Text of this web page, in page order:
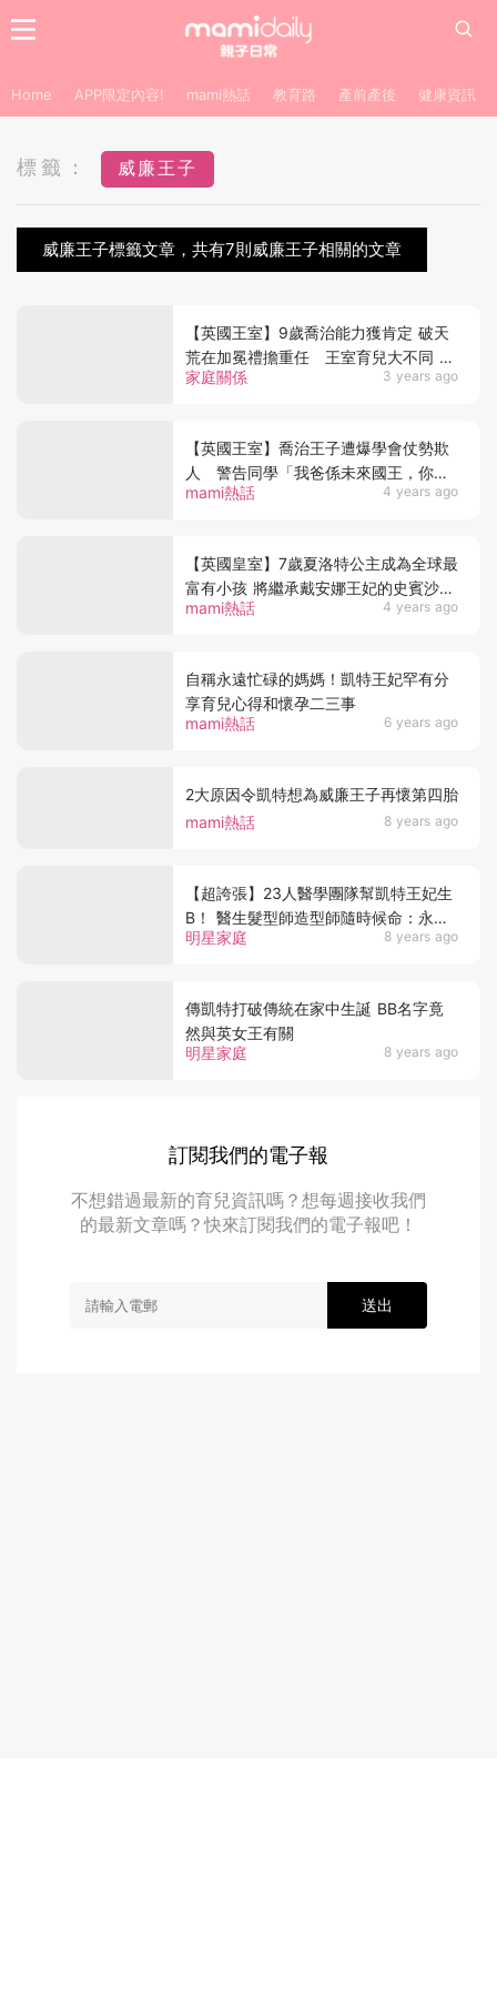
Home APP限定內容! mami熱話 教育路 產前產後 健康資訊
標籤： 威廉王子
威廉王子標籤文章，共有7則威廉王子相關的文章
家庭關係 3 years ago
【英國王室】9歲喬治能力獲肯定 破天
荒在加冕禮擔重任 王室育兒大不同 凱
特王妃功不可沒
mami熱話 4 years ago
【英國王室】喬治王子遭爆學會仗勢欺
人 警告同學「我爸係未來國王，你小
心啲」
mami熱話 4 years ago
【英國皇室】7歲夏洛特公主成為全球最
富有小孩 將繼承戴安娜王妃的史賓沙王
冠
mami熱話 6 years ago
自稱永遠忙碌的媽媽！凱特王妃罕有分
享育兒心得和懷孕二三事
mami熱話 8 years ago
2大原因令凱特想為威廉王子再懷第四胎
明星家庭 8 years ago
【超誇張】23人醫學團隊幫凱特王妃生
B！ 醫生髮型師造型師隨時候命：永遠
唔知幾時接到call！
明星家庭 8 years ago
傳凱特打破傳統在家中生誕 BB名字竟
然與英女王有關
訂閱我們的電子報
不想錯過最新的育兒資訊嗎？想每週接收我們
的最新文章嗎？快來訂閱我們的電子報吧！
送出